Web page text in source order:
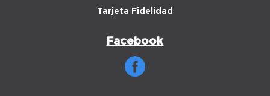
Tarjeta Fidelidad
Facebook